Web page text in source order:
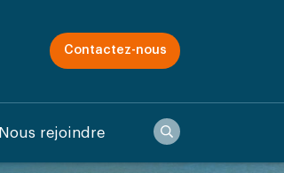
Contactez-nous
Recherche
Nous rejoindre